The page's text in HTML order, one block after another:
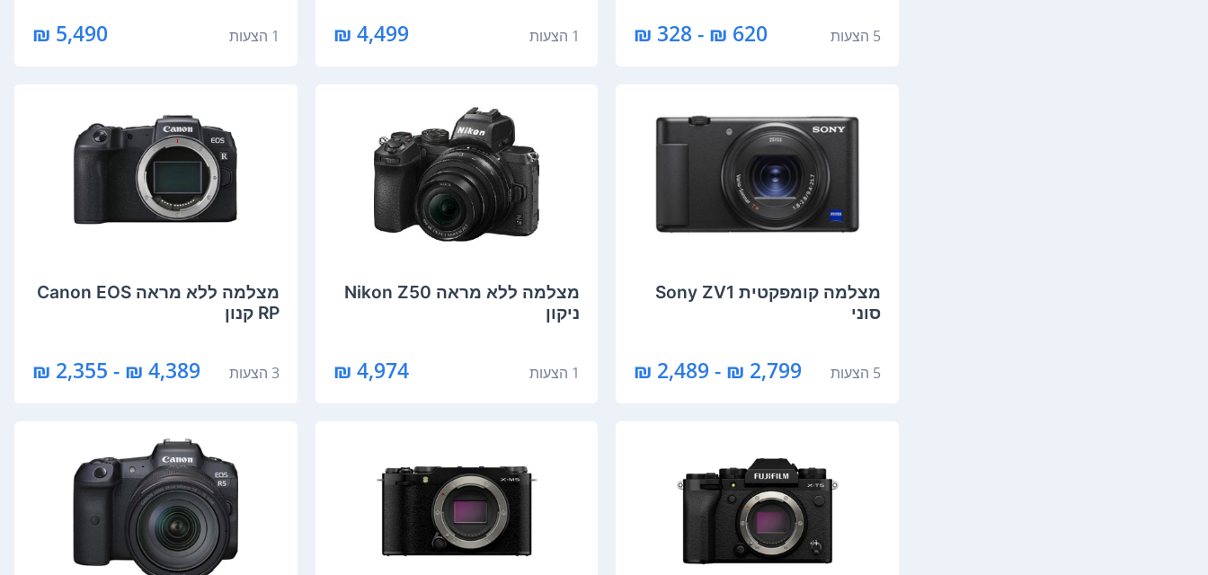
5 הצעות 620 ₪ - 328 ₪ 1 הצעות 4,499 ₪ 1 הצעות 5,490 ₪
מצלמה ‏קומפקטית Sony ZV1
סוני
5 הצעות 2,799 ₪ - 2,489 ₪
מצלמה ‏ללא מראה Nikon Z50
ניקון
1 הצעות 4,974 ₪
מצלמה ‏ללא מראה Canon EOS
RP קנון
3 הצעות 4,389 ₪ - 2,355 ₪